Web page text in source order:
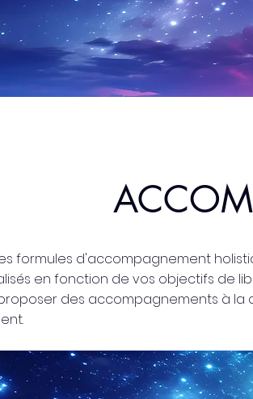
formules d'accompagnement
en fonction de vos objectifs de
des accompagnements à la